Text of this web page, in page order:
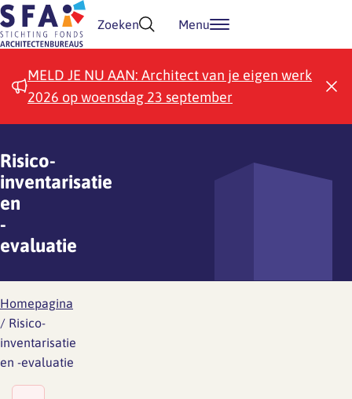
Doorgaan naar inhoud
Zoeken Menu
MELD JE NU AAN: Architect van je eigen werk
2026 op woensdag 23 september
Risico-
inventarisatie
en
-
evaluatie
Homepagina
/ Risico-
inventarisatie
en -evaluatie